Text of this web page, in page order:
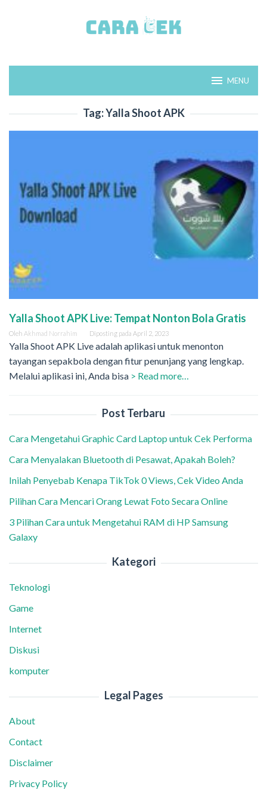
MENU
Tag:Yalla Shoot APK
Yalla Shoot APK Live: Tempat Nonton Bola Gratis
Oleh Akhmad Norrahim Diposting pada April 2, 2023
Yalla Shoot APK Live adalah aplikasi untuk menonton
tayangan sepakbola dengan fitur penunjang yang lengkap.
Melalui aplikasi ini, Anda bisa > Read more…
Post Terbaru
Cara Mengetahui Graphic Card Laptop untuk Cek Performa
Cara Menyalakan Bluetooth di Pesawat, Apakah Boleh?
Inilah Penyebab Kenapa TikTok 0 Views, Cek Video Anda
Pilihan Cara Mencari Orang Lewat Foto Secara Online
3 Pilihan Cara untuk Mengetahui RAM di HP Samsung
Galaxy
Kategori
Teknologi
Game
Internet
Diskusi
komputer
Legal Pages
About
Contact
Disclaimer
Privacy Policy